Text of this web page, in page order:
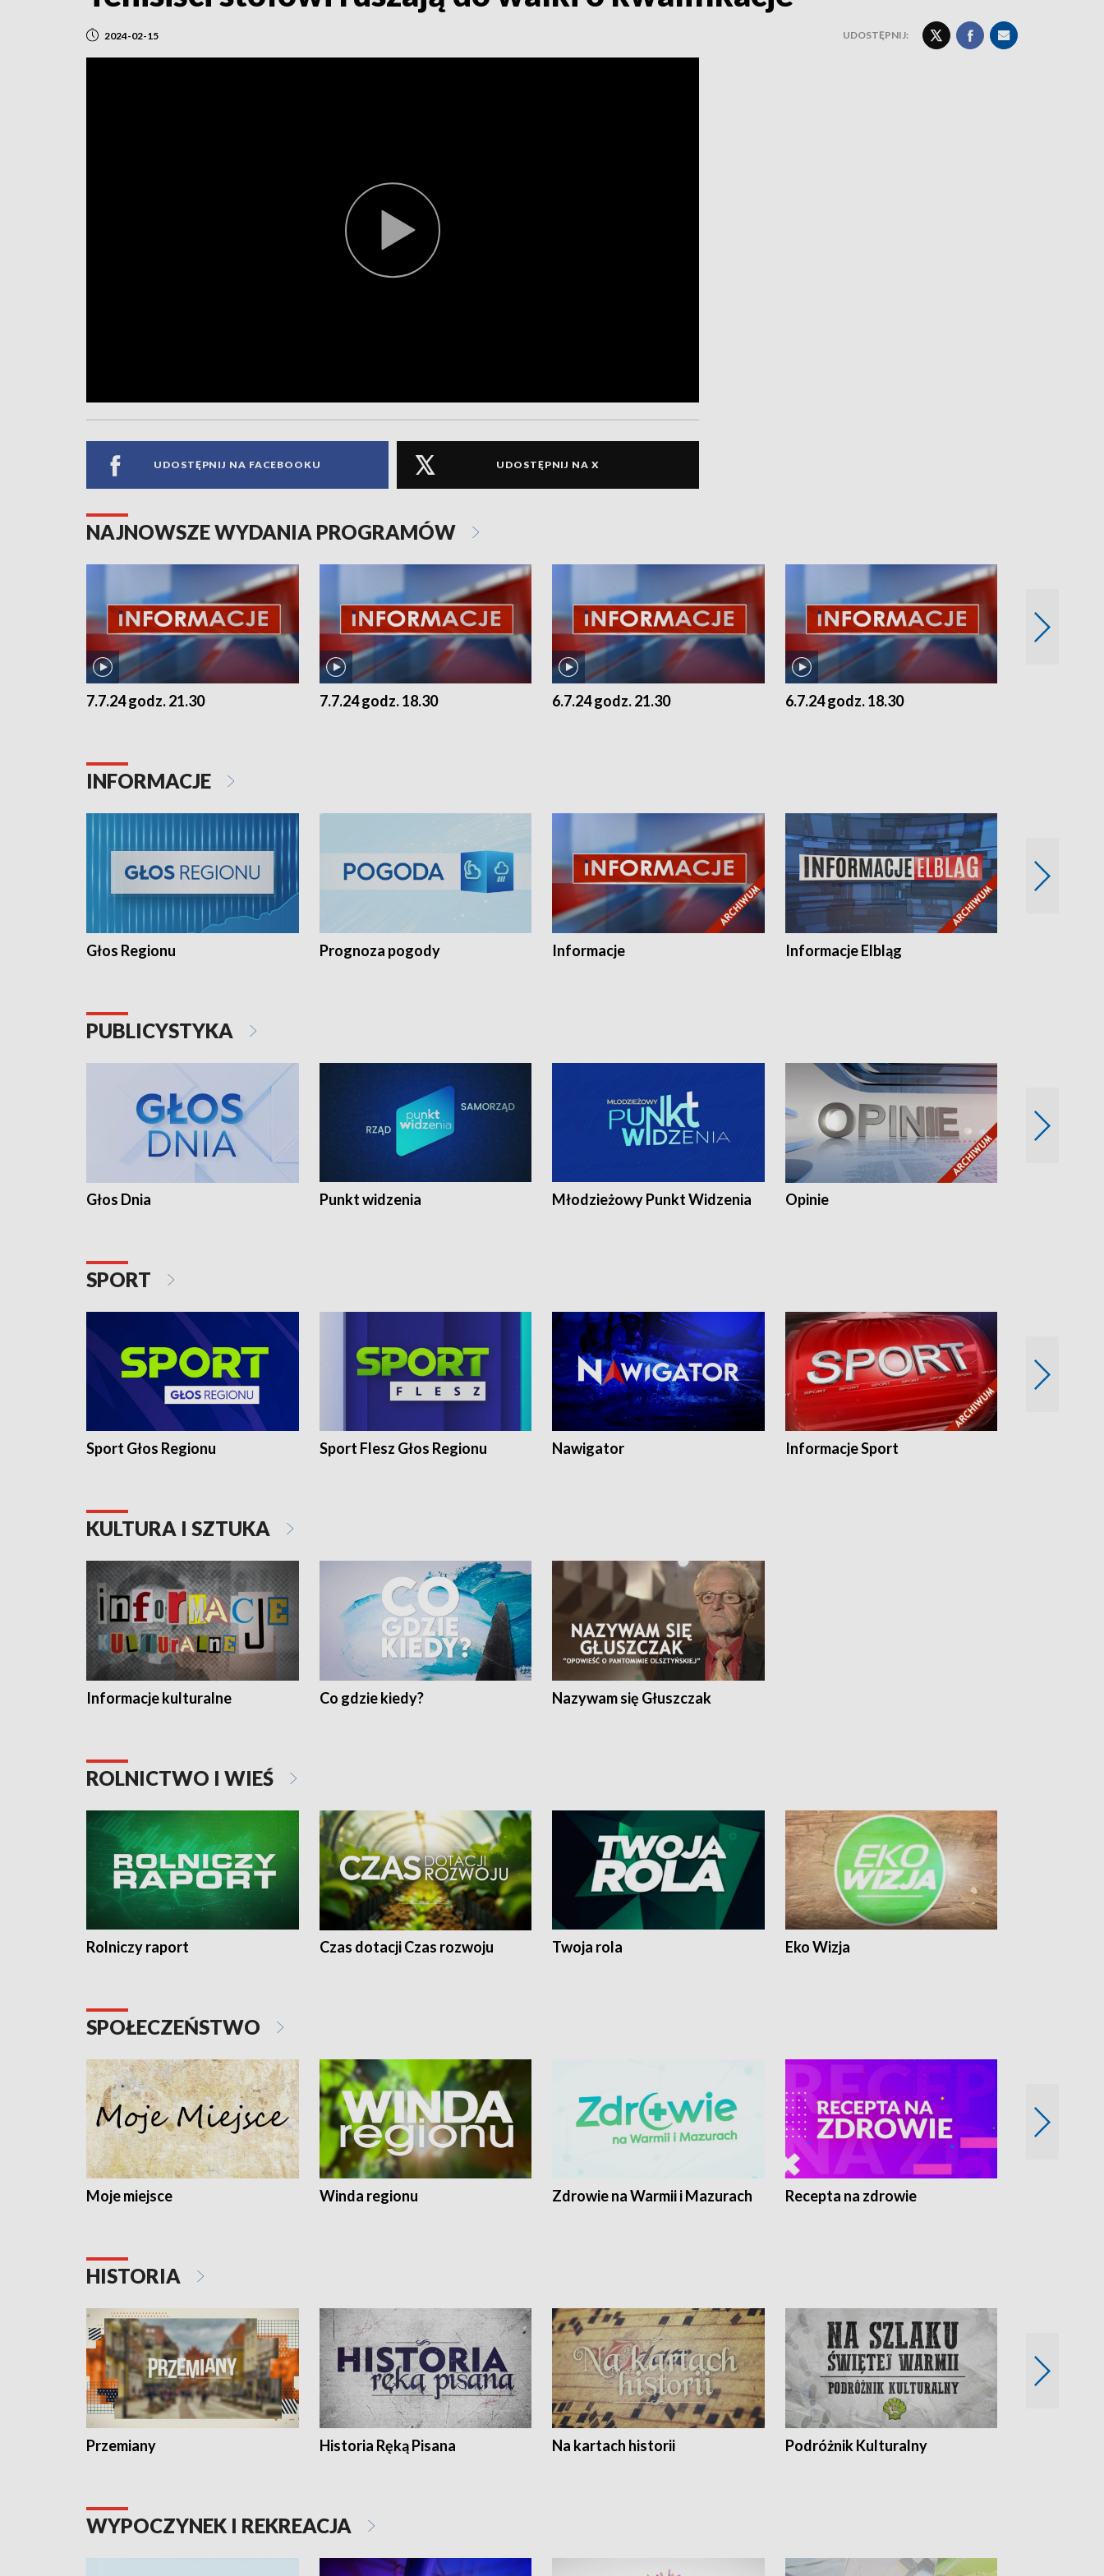
2024-02-15 UDOSTĘPNIJ:
UDOSTĘPNIJ NA FACEBOOKU UDOSTĘPNIJ NA X
NAJNOWSZE WYDANIA PROGRAMÓW
7.7.24 godz. 21.30 7.7.24 godz. 18.30 6.7.24 godz. 21.30 6.7.24 godz. 18.30
INFORMACJE
Głos Regionu Prognoza pogody Informacje Informacje Elbląg
PUBLICYSTYKA
Głos Dnia Punkt widzenia Młodzieżowy Punkt Widzenia Opinie
SPORT
Sport Głos Regionu Sport Flesz Głos Regionu Nawigator Informacje Sport
KULTURA I SZTUKA
Informacje kulturalne Co gdzie kiedy? Nazywam się Głuszczak
ROLNICTWO I WIEŚ
Rolniczy raport Czas dotacji Czas rozwoju Twoja rola Eko Wizja
SPOŁECZEŃSTWO
Moje miejsce Winda regionu Zdrowie na Warmii i Mazurach Recepta na zdrowie
HISTORIA
Przemiany Historia Ręką Pisana Na kartach historii Podróżnik Kulturalny
WYPOCZYNEK I REKREACJA